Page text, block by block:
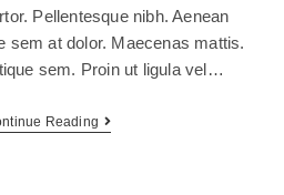
Pellentesque nibh. Aenean
sem at dolor. Maecenas mattis.
sem. Proin ut ligula vel…
Reading